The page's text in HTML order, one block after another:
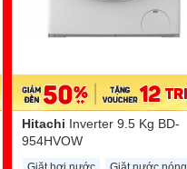
Hitachi Inverter 9.5 Kg BD-
954HVOW